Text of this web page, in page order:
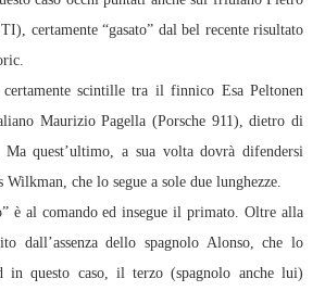
certamente “gasato” dal bel recente risultato
scintille tra il finnico Esa Peltonen
Maurizio Pagella (Porsche 911), dietro di
quest’ultimo, a sua volta dovrà difendersi
che lo segue a sole due lunghezze.
è al comando ed insegue il primato. Oltre alla
dall’assenza dello spagnolo Alonso, che lo
in questo caso, il terzo (spagnolo anche lui)